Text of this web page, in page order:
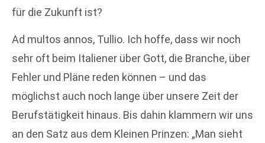
für die Zukunft ist?
Ad multos annos, Tullio. Ich hoffe, dass wir noch
sehr oft beim Italiener über Gott, die Branche, über
Fehler und Pläne reden können – und das
möglichst auch noch lange über unsere Zeit der
Berufstätigkeit hinaus. Bis dahin klammern wir uns
an den Satz aus dem Kleinen Prinzen: „Man sieht